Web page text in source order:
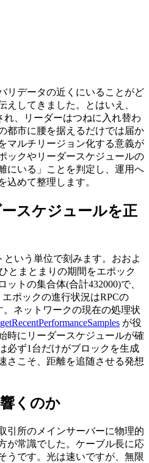
リデータの近くにいることがど
えしてきました。とはいえ、
れ、リーダーはつねに入れ替わ
都市に腰を据えるだけでは届か
マルチリージョン化する意義が
ックやリーダースケジュールの
にいる」ことを判定し、運用へ
込めて整理します。
スケジュールを正
という単位で刻みます。おおよ
とまとまりの期間をエポック
トの集合体(合計432000)で、
ポックの進行状況はRPCの
。ネットワークの現在の処理状
getRecentPerformanceSamples が役
時にリーダースケジュールが確
必ず1台だけがブロックを生成
さこそ、距離を追随させる発想
くのか
引所のメインサーバーに物理的
が常識でした。ケーブル長に応
うです。光は速いですが、無限